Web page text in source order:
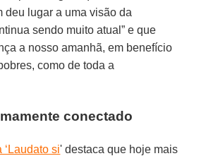
deu lugar a uma visão da
sendo muito atual” e que
a nosso amanhã, em benefício
como de toda a
conectado
si' destaca que hoje mais